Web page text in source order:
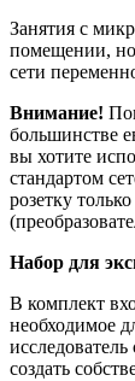
Занятия с
помещении, но
сети
Внимание!
большинстве
вы хотите
стандартом
розетку
Набор для
В комплект
необходимое
создать